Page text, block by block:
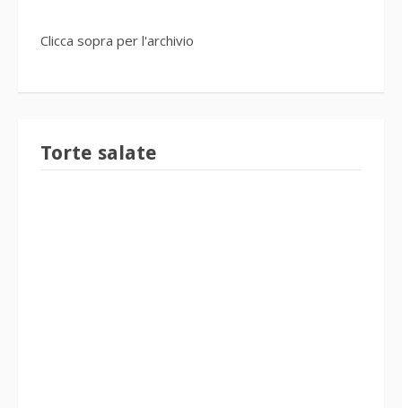
Clicca sopra per l'archivio
Torte salate